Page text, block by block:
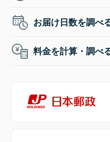
お届け日数を調べ
料金を計算・調べ